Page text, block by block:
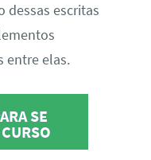
dessas escritas
entre elas.
SE